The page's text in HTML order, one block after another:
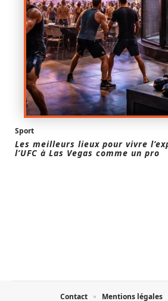
Sport
Les meilleurs lieux pour vivre
l’UFC à Las Vegas comme un pro
Contact Mentions légales